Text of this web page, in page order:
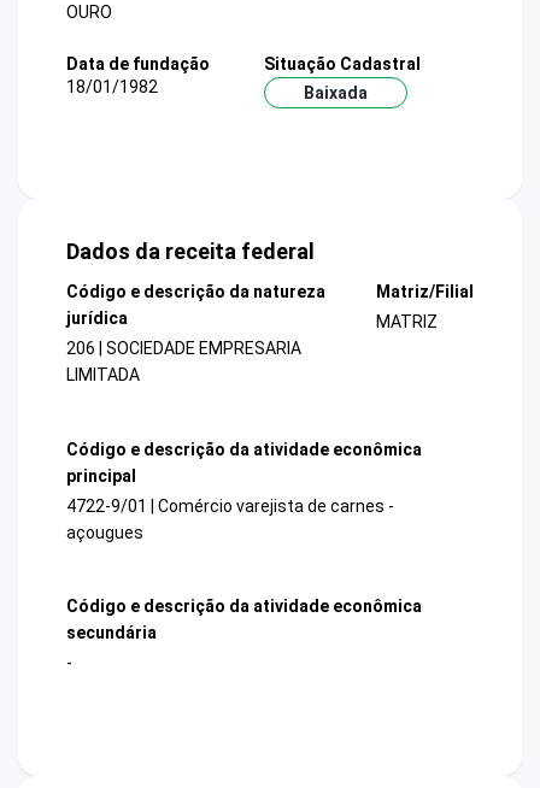
OURO
Data de fundação
18/01/1982
Situação Cadastral
Baixada
Dados da receita federal
Código e descrição da natureza
jurídica
206 | SOCIEDADE EMPRESARIA
LIMITADA
Matriz/Filial
MATRIZ
Código e descrição da atividade econômica
principal
4722-9/01 | Comércio varejista de carnes -
açougues
Código e descrição da atividade econômica
secundária
-